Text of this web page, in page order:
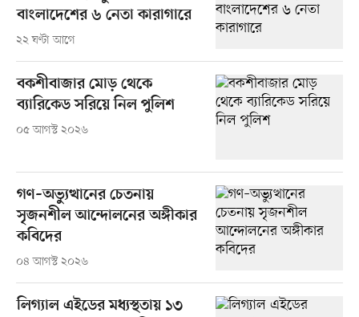
বাংলাদেশের ৬ নেতা কারাগারে
২২ ঘণ্টা আগে
বকশীবাজার মোড় থেকে
ব্যারিকেড সরিয়ে নিল পুলিশ
০৫ আগস্ট ২০২৬
গণ–অভ্যুত্থানের চেতনায়
সৃজনশীল আন্দোলনের অঙ্গীকার
কবিদের
০৪ আগস্ট ২০২৬
লিগ্যাল এইডের মধ্যস্থতায় ১৩